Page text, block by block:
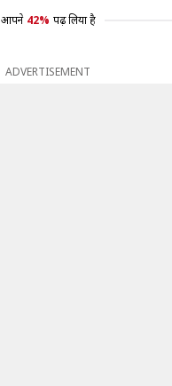
आपने 42% पढ़ लिया है
ADVERTISEMENT